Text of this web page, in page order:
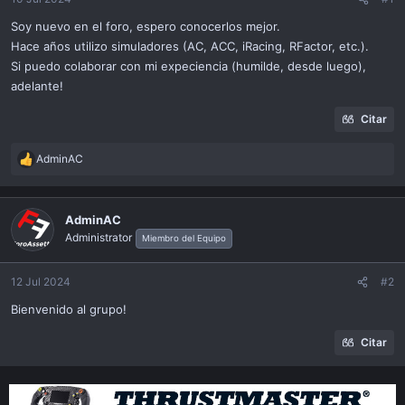
Soy nuevo en el foro, espero conocerlos mejor.
Hace años utilizo simuladores (AC, ACC, iRacing, RFactor, etc.).
Si puedo colaborar con mi expeciencia (humilde, desde luego),
adelante!
Citar
R
a
c
t
i
o
n
:
AdminAC
AdminAC
Administrator Miembro del Equipo
12 Jul 2024 #2
Bienvenido al grupo!
Citar